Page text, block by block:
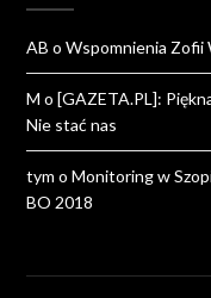
AB oWspomnienia Zofii
M o[GAZETA.PL]:
Nie stać nas
tym oMonitoring w
BO 2018